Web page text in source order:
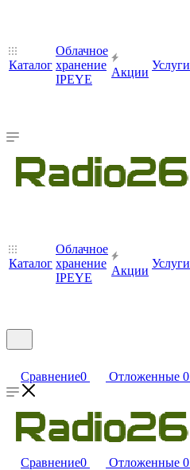
Каталог
Облачное
хранение
IPEYE
Акции
Услуги
Каталог
Облачное
хранение
IPEYE
Акции
Услуги
Сравнение0 Отложенные 0
Сравнение0 Отложенные 0